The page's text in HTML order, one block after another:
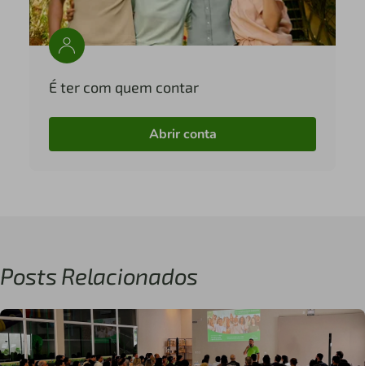
É ter com quem contar
Abrir conta
Posts Relacionados